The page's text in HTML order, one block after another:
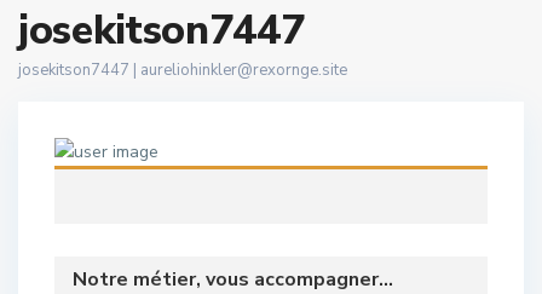
josekitson7447
josekitson7447 | aureliohinkler@rexornge.site
Notre métier, vous accompagner...